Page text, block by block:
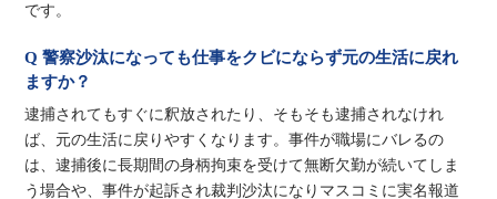
です。
Q 警察沙汰になっても仕事をクビにならず元の生活に戻れ
ますか？
逮捕されてもすぐに釈放されたり、そもそも逮捕されなけれ
ば、元の生活に戻りやすくなります。事件が職場にバレるの
は、逮捕後に長期間の身柄拘束を受けて無断欠勤が続いてしま
う場合や、事件が起訴され裁判沙汰になりマスコミに実名報道